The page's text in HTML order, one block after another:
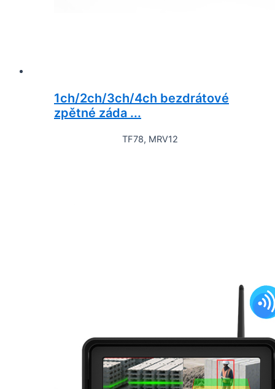
1ch/2ch/3ch/4ch bezdrátové
zpětné záda ...
TF78, MRV12